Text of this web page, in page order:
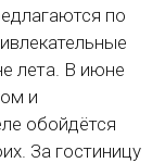
по
лета. В июне
и
обойдётся
За гостиницу